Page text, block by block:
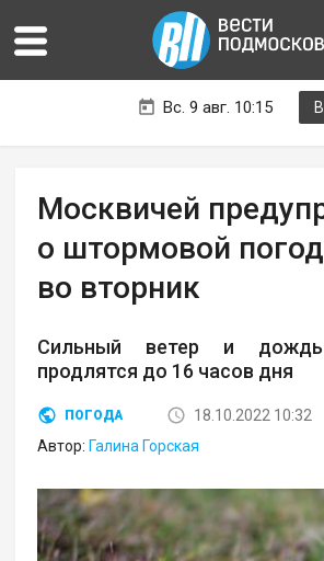
Вс. 9 авг. 10:15
Москвичей
о штормовой
во вторник
Сильный ветер и
продлятся до 16 часов дня
ПОГОДА
18.10.2022 10:32
Автор: Галина Горская